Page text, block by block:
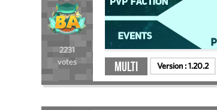
2231
votes
Multi Version :1.20.2